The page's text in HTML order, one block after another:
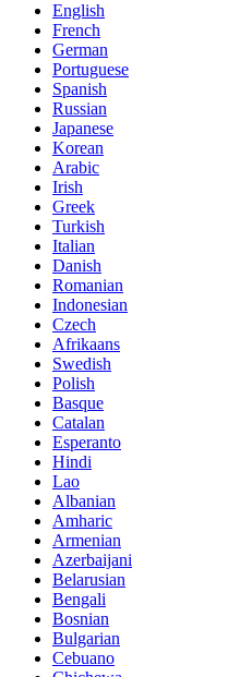
English
French
German
Portuguese
Spanish
Russian
Japanese
Korean
Arabic
Irish
Greek
Turkish
Italian
Danish
Romanian
Indonesian
Czech
Afrikaans
Swedish
Polish
Basque
Catalan
Esperanto
Hindi
Lao
Albanian
Amharic
Armenian
Azerbaijani
Belarusian
Bengali
Bosnian
Bulgarian
Cebuano